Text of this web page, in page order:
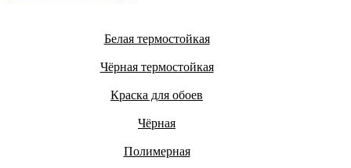
Белая термостойкая
Чёрная термостойкая
Краска для обоев
Чёрная
Полимерная